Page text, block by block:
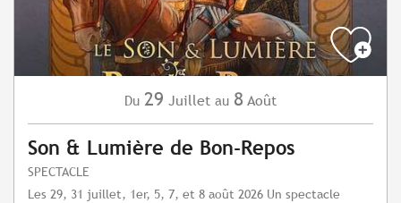
Du 29 Juillet au 8 Août
Son & Lumière de Bon-Repos
SPECTACLE
Les 29, 31 juillet, 1er, 5, 7, et 8 août 2026 Un spectacle